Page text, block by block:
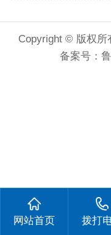
Copyright © 版权所
备案号：
网站首页 拨打